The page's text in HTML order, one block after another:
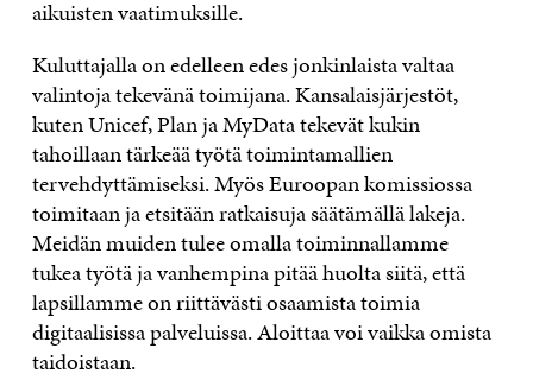
aikuisten vaatimuksille.
Kuluttajalla on edelleen edes jonkinlaista valtaa
valintoja tekevänä toimijana. Kansalaisjärjestöt,
kuten Unicef, Plan ja MyData tekevät kukin
tahoillaan tärkeää työtä toimintamallien
tervehdyttämiseksi. Myös Euroopan komissiossa
toimitaan ja etsitään ratkaisuja säätämällä lakeja.
Meidän muiden tulee omalla toiminnallamme
tukea työtä ja vanhempina pitää huolta siitä, että
lapsillamme on riittävästi osaamista toimia
digitaalisissa palveluissa. Aloittaa voi vaikka omista
taidoistaan.